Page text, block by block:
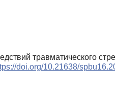
травматического
doi.org/10.21638/